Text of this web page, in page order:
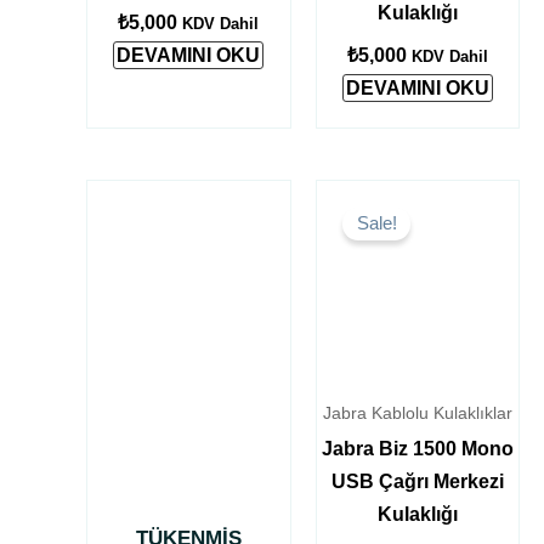
₺5,000 KDV Dahil
DEVAMINI OKU
Kulaklığı
₺5,000 KDV Dahil
DEVAMINI OKU
TÜKENMIŞ
Sale!
Jabra Kablolu Kulaklıklar
Jabra Biz 1500 Mono
USB Çağrı Merkezi
Kulaklığı
₺2,750.